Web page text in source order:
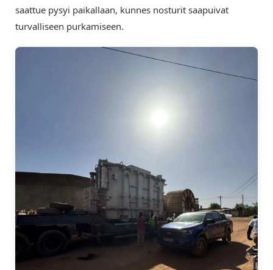
saattue pysyi paikallaan, kunnes nosturit saapuivat
turvalliseen purkamiseen.